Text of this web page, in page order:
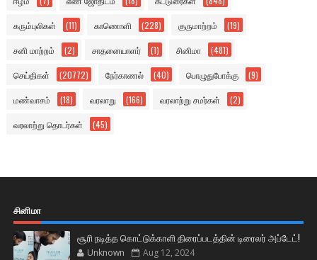
கரும்புலிகள் (11) காணொளி (228) குருமாற்றம் (19)
சனி மாற்றம் (2) சாதனையாளர் (1) சினிமா (481)
செய்திகள் (20772) நேர்காணல் (40) பொழுதுபோக்கு (9)
மண்வாசம் (18) வரலாறு (166) வரலாற்று சமர்கள் (2)
வரலாற்று தொடர்கள் (45)
சினிமா
சூரி நடித்த கொட்டுக்காளி திரைப்படத்தின் டிரைலர் அப்டேட்!
Unknown Aug 12, 2024